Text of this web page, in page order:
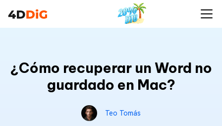
¿Cómo recuperar un Word no
guardado en Mac?
Teo Tomás